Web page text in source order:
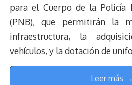
para el Cuerpo de la Policía
(PNB), que permitirán la
infraestructura, la
vehículos, y la dotación de
Leer más →